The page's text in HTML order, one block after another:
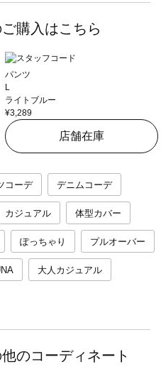
購入はこちら
パンツ
L
ライトブルー
¥3,289
店舗在庫
コーデ デニムコーデ
カジュアル 体型カバー
ぽっちゃり プルオーバー
大人カジュアル
のコーディネート